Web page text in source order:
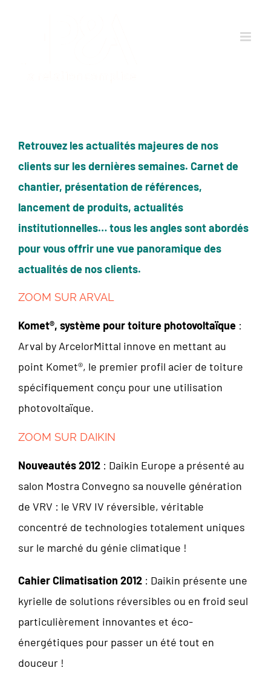
Retrouvez les actualités majeures de nos
clients sur les dernières semaines. Carnet de
chantier, présentation de références,
lancement de produits, actualités
institutionnelles… tous les angles sont abordés
pour vous offrir une vue panoramique des
actualités de nos clients.
ZOOM SUR ARVAL
Komet®, système pour toiture photovoltaïque :
Arval by ArcelorMittal innove en mettant au
point Komet®, le premier profil acier de toiture
spécifiquement conçu pour une utilisation
photovoltaïque.
ZOOM SUR DAIKIN
Nouveautés 2012 : Daikin Europe a présenté au
salon Mostra Convegno sa nouvelle génération
de VRV : le VRV IV réversible, véritable
concentré de technologies totalement uniques
sur le marché du génie climatique !
Cahier Climatisation 2012 : Daikin présente une
kyrielle de solutions réversibles ou en froid seul
particulièrement innovantes et éco-
énergétiques pour passer un été tout en
douceur !